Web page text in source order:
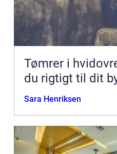
Tømrer i hvidovre sådan
du rigtigt til dit
Sara Henriksen